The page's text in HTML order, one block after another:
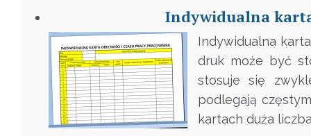
Indywidualna
Indywidualna
druk może być
stosuje się
podlegają
kartach duża